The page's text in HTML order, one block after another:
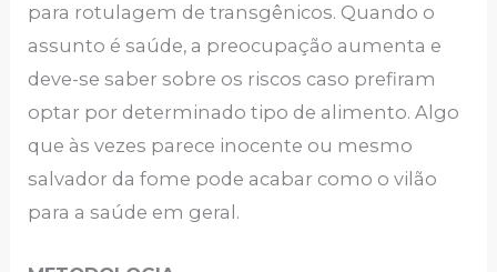
para rotulagem de transgênicos. Quando o
assunto é saúde, a preocupação aumenta e
deve-se saber sobre os riscos caso prefiram
optar por determinado tipo de alimento. Algo
que às vezes parece inocente ou mesmo
salvador da fome pode acabar como o vilão
para a saúde em geral.